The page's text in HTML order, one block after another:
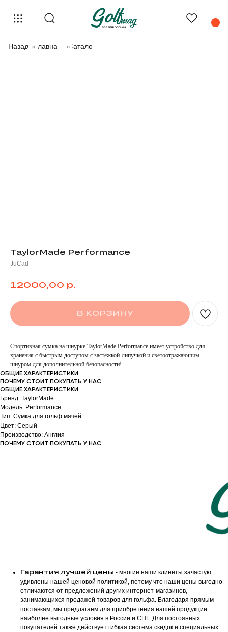
Назад »Главная »Каталог
TaylorMade Performance
JuCad
12000,00 р.
В КОРЗИНУ
Спортивная сумка на шнурке TaylorMade Performance имеет устройство для
хранения с быстрым доступом с застежкой-липучкой и светоотражающим
шнуром для дополнительной безопасности!
ОБЩИЕ ХАРАКТЕРИСТИКИ
ПОЧЕМУ СТОИТ ПОКУПАТЬ У НАС
ОБЩИЕ ХАРАКТЕРИСТИКИ
Бренд: TaylorMade
Модель: Performance
Тип: Сумка для гольф мячей
Цвет: Серый
Производство: Англия
ПОЧЕМУ СТОИТ ПОКУПАТЬ У НАС
Гарантия лучшей цены - многие наши клиенты зачастую
удивлены нашей ценовой политикой, потому что наши цены выгодно
отличаются от предложений других интернет-магазинов,
занимающихся продажей товаров для гольфа. Благодаря прямым
поставкам, мы предлагаем для приобретения нашей продукции
наиболее выгодные условия в России и СНГ. Для постоянных
покупателей также действует гибкая система скидок и специальных